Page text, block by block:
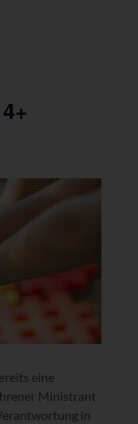
eine
Ministrant
in